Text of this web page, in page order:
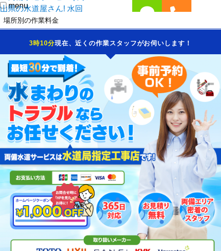
menu
場所別の作業料金
施工修理までの流れ
施工事例
サービスエリア
よくあるご質問
お問い合わせ
両備水道サービス営業所一覧
3時10分現在、近くの作業スタッフがお伺いします！